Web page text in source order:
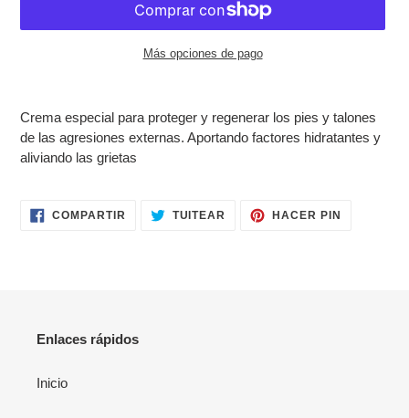
Más opciones de pago
producto
a
tu
compra
Crema especial para proteger y regenerar los pies y talones
de las agresiones externas. Aportando factores hidratantes y
aliviando las grietas
COMPARTIR COMPARTIRTUITEAR TUITEARHACER PIN
Enlaces rápidos
Inicio